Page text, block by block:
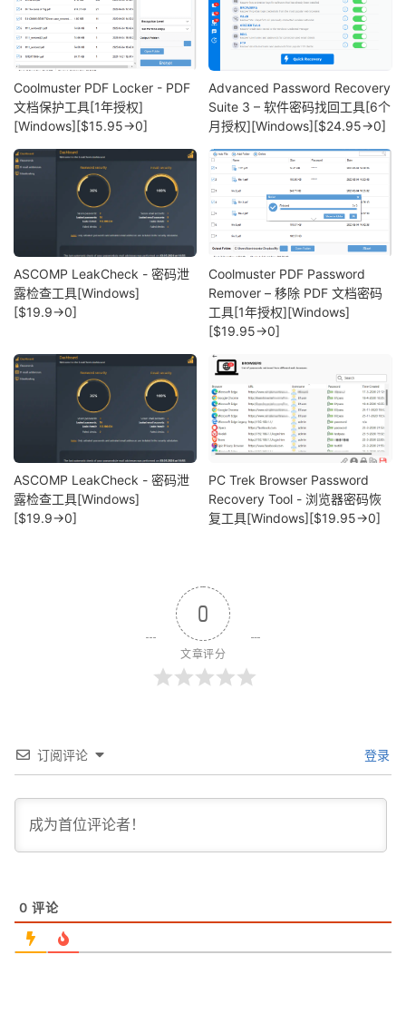
Coolmuster PDF Locker - PDF
文档保护工具[1年授权]
[Windows][$15.95→0]
Advanced Password Recovery
Suite 3 – 软件密码找回工具[6个
月授权][Windows][$24.95→0]
ASCOMP LeakCheck - 密码泄
露检查工具[Windows]
[$19.9→0]
Coolmuster PDF Password
Remover – 移除 PDF 文档密码
工具[1年授权][Windows]
[$19.95→0]
ASCOMP LeakCheck - 密码泄
露检查工具[Windows]
[$19.9→0]
PC Trek Browser Password
Recovery Tool - 浏览器密码恢
复工具[Windows][$19.95→0]
0
文章评分
订阅评论 登录
0 评论